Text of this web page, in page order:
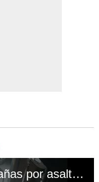
Terror en Barrio Cabañas por asalto con disparos